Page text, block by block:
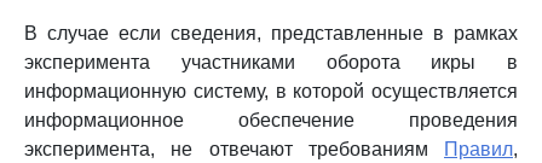
В случае если сведения, представленные в рамках
эксперимента участниками оборота икры в
информационную систему, в которой осуществляется
информационное обеспечение проведения
эксперимента, не отвечают требованиям
Правил,